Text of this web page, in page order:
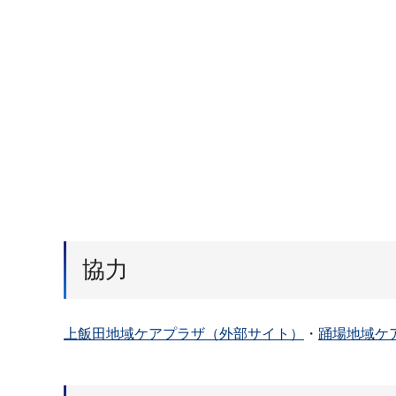
協力
上飯田地域ケアプラザ（外部サイト） ・ 踊場地域ケ